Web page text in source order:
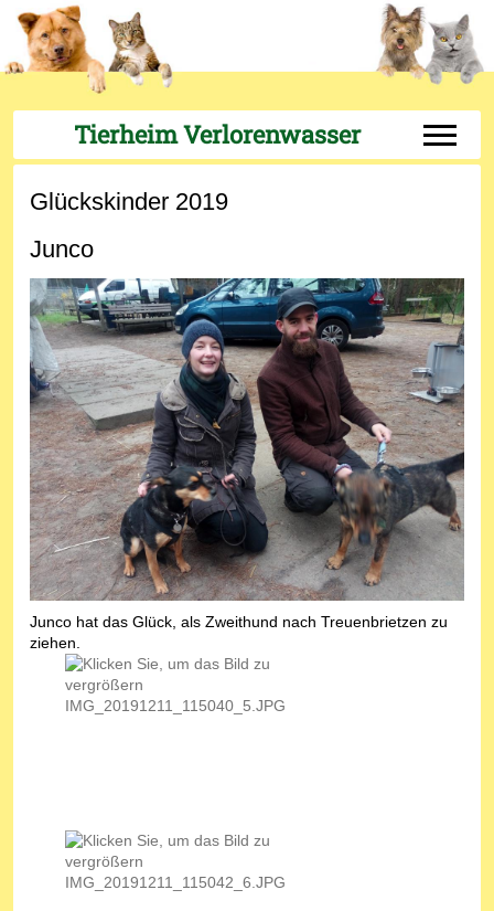
Tierheim Verlorenwasser Off-
Glückskinder 2019
Junco
Junco hat das Glück, als Zweithund nach Treuenbrietzen zu
ziehen.